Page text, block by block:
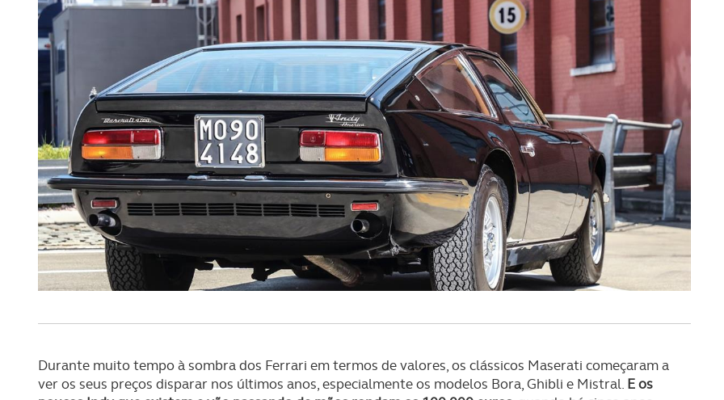
Durante muito tempo à sombra dos Ferrari em termos de valores, os clássicos Maserati começaram a
ver os seus preços disparar nos últimos anos, especialmente os modelos Bora, Ghibli e Mistral. E os